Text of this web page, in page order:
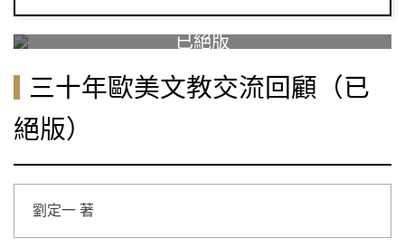
三十年歐美文教交流回顧（已
絕版）
劉定一 著